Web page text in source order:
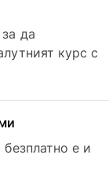
да
курс с
е и